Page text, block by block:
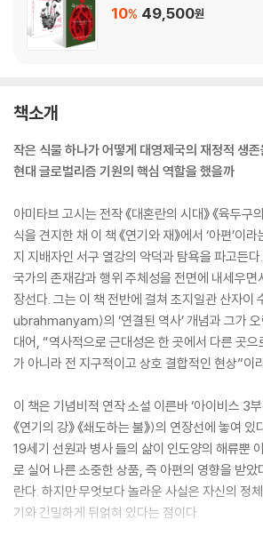
10% 49,500원
책소개
작은 식물 하나가 어떻게 대영제국의 재정적 생
현대 글로벌리즘 기원의 핵심 역할을 했을까
아미타브 고시는 전작 《대혼란의 시대》 《육두구
식을 견지한 채 이 책 《연기와 재》에서 ‘아편’이
지 지배자인 서구 열강의 악덕과 탐욕을 파고든
국가의 존재감과 행위 주체성을 전면에 내세우면
장선다. 그는 이 책 전반에 걸쳐 초지일관 산자
ubrahmanyam)의 ‘연결된 역사’ 개념과 그가
대어, “역사적으로 근대성은 한 곳에서 다른 곳
가 아니라 전 지구적이고 상호 결합적인 현상”이
이 책은 기념비적 연작 소설 이른바 ‘아이비스 3부
《연기의 강》 《쇄도하는 불》)의 연장선에 놓여
19세기 선원과 병사 들의 삶이 인도양의 해류뿐
로 실어 나른 소중한 상품, 즉 아편의 영향을 받았
란다. 하지만 무엇보다 놀라운 사실은 자신의 정
기와 긴밀하게 뒤얽혀 있다는 점이다.